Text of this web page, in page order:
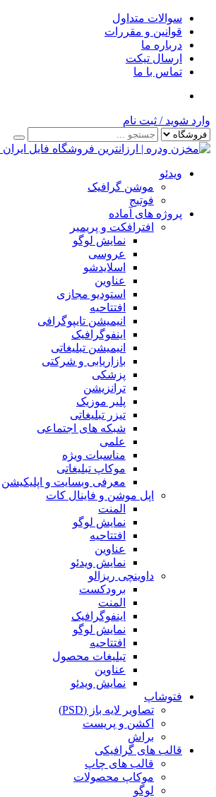
سوالات متداول
قوانین و مقررات
درباره ما
ارسال تیکت
تماس با ما
وارد شوید / ثبت نام
ویدئو
موشن گرافیک
فوتیج
پروژه های آماده
افترافکت و پریمیر
نمایش لوگو
عروسی
اسلایدشو
عناوین
استودیو مجازی
افتتاحیه
انیمیشن تایپوگرافی
اینفوگرافیک
انیمیشن تبلیغاتی
بازاریابی و شرکتی
پزشکی
ترانزیشن
پلیر موزیک
تیزر تبلیغاتی
شبکه های اجتماعی
علمی
مناسبات ویژه
موکاپ تبلیغاتی
معرفی وبسایت و اپلیکیشن
اپل موشن و فاینال کات
المنت
نمایش لوگو
افتتاحیه
عناوین
نمایش ویدئو
داوینچی ریزالو
برودکست
المنت
اینفوگرافیک
نمایش لوگو
افتتاحیه
تبلیغات محصول
عناوین
نمایش ویدئو
فتوشاپ
تصاویر لایه باز (PSD)
اکشن و پریست
براش
قالب های گرافیکی
قالب های چاپ
موکاپ محصولات
لوگو